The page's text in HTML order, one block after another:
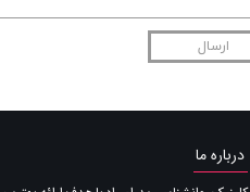
ارسال
درباره ما